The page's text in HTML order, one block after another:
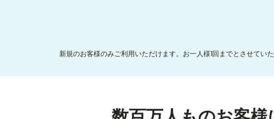
新規のお客様のみご利用いただけます。お一人様1回までとさせて